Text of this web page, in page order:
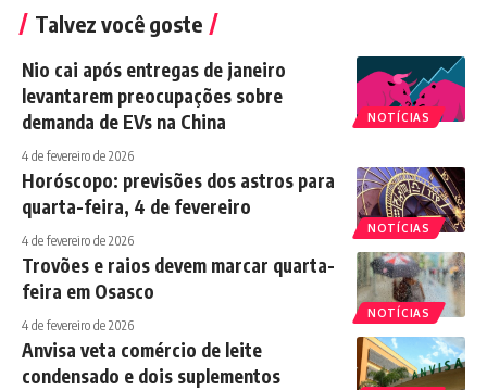
Talvez você goste
NOTÍCIAS
Nio cai após entregas de janeiro
levantarem preocupações sobre
demanda de EVs na China
4 de fevereiro de 2026
NOTÍCIAS
Horóscopo: previsões dos astros para
quarta-feira, 4 de fevereiro
4 de fevereiro de 2026
NOTÍCIAS
Trovões e raios devem marcar quarta-
feira em Osasco
4 de fevereiro de 2026
Anvisa veta comércio de leite
condensado e dois suplementos